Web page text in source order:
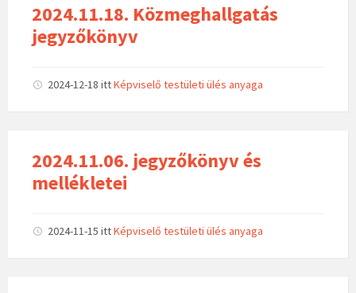
2024.11.18. Közmeghallgatás
jegyzőkönyv
2024-12-18 ittKépviselő testületi ülés anyaga
2024.11.06. jegyzőkönyv és
mellékletei
2024-11-15 ittKépviselő testületi ülés anyaga